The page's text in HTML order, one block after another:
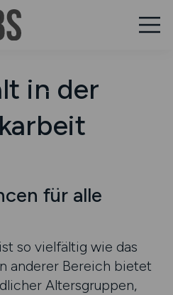
in der
für alle
so vielfältig wie das
anderer Bereich bietet
Altersgruppen,